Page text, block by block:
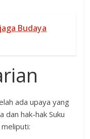
Budaya
ada upaya yang
dan hak-hak Suku